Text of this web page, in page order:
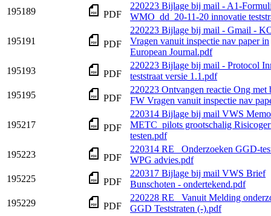
195189
PDF
220223 Bijlage bij mail - A1-
WMO_dd_20-11-20 innovatie
195191 PDF
220223 Bijlage bij mail - Gmail -
Vragen vanuit inspectie nav paper in
European Journal.pdf
195193
PDF
220223 Bijlage bij mail - Protocol
teststraat versie 1.1.pdf
195195
PDF
220223 Ontvangen reactie Ong met
FW Vragen vanuit inspectie nav
195217 PDF
220314 Bijlage bij mail VWS Memo
METC_pilots grootschalig
testen.pdf
195223
PDF
220314 RE_ Onderzoeken GGD-
WPG advies.pdf
195225
PDF
220317 Bijlage bij mail VWS Brief
Bunschoten - ondertekend.pdf
195229
PDF
220228 RE_ Vanuit Melding
GGD Teststraten (-).pdf